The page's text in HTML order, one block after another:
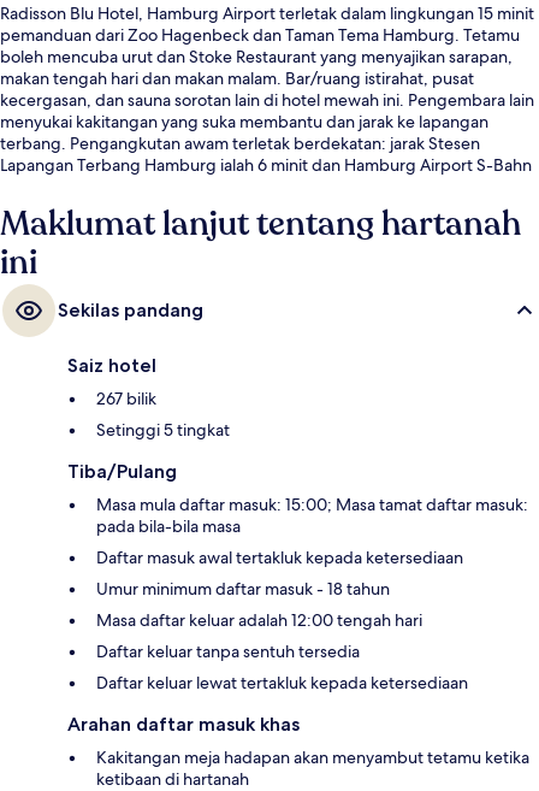
Radisson Blu Hotel, Hamburg Airport terletak dalam lingkungan 15 minit
pemanduan dari Zoo Hagenbeck dan Taman Tema Hamburg. Tetamu
boleh mencuba urut dan Stoke Restaurant yang menyajikan sarapan,
makan tengah hari dan makan malam. Bar/ruang istirahat, pusat
kecergasan, dan sauna sorotan lain di hotel mewah ini. Pengembara lain
menyukai kakitangan yang suka membantu dan jarak ke lapangan
terbang. Pengangkutan awam terletak berdekatan: jarak Stesen
Lapangan Terbang Hamburg ialah 6 minit dan Hamburg Airport S-Bahn
Maklumat lanjut tentang hartanah
ini
Sekilas pandang
Saiz hotel
267 bilik
Setinggi 5 tingkat
Tiba/Pulang
Masa mula daftar masuk: 15:00; Masa tamat daftar masuk:
pada bila-bila masa
Daftar masuk awal tertakluk kepada ketersediaan
Umur minimum daftar masuk - 18 tahun
Masa daftar keluar adalah 12:00 tengah hari
Daftar keluar tanpa sentuh tersedia
Daftar keluar lewat tertakluk kepada ketersediaan
Arahan daftar masuk khas
Kakitangan meja hadapan akan menyambut tetamu ketika
ketibaan di hartanah